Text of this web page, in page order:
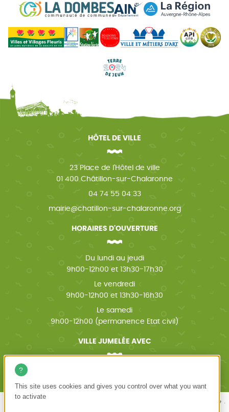
HÔTEL DE VILLE
23 Place de l'Hôtel de ville
01 400 Châtillon-sur-Chalaronne
04 74 55 04 33
mairie@chatillon-sur-chalaronne.org
HORAIRES D'OUVERTURE
Du lundi au jeudi
9h00-12h00 et 13h30-17h30
Le vendredi
9h00-12h00 et 13h30-16h30
Le samedi
9h00-12h00 (permanence Etat civil)
VILLE JUMELÉE AVEC
Plan du site
This site uses cookies and gives you control over what you want
to activate